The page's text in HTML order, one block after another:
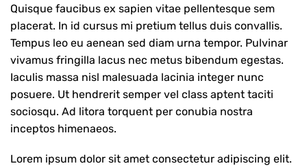
Quisque faucibus ex sapien vitae pellentesque sem
placerat. In id cursus mi pretium tellus duis convallis.
Tempus leo eu aenean sed diam urna tempor. Pulvinar
vivamus fringilla lacus nec metus bibendum egestas.
Iaculis massa nisl malesuada lacinia integer nunc
posuere. Ut hendrerit semper vel class aptent taciti
sociosqu. Ad litora torquent per conubia nostra
inceptos himenaeos.
Lorem ipsum dolor sit amet consectetur adipiscing elit.